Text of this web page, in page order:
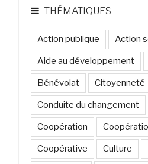
projets
sociale
:
Cas
du
REMESS
au
Maroc »
THÉMATIQUES
Action publique Action
Aide au développement
Bénévolat Citoyenneté
Conduite du changement
Coopération
Coopérative Culture